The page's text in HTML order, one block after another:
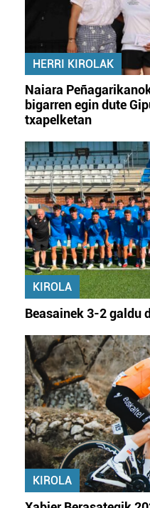
HERRI KIROLAK
Naiara
bigarren egin dute
txapelketan
KIROLA
Beasainek 3-2 galdu
KIROLA